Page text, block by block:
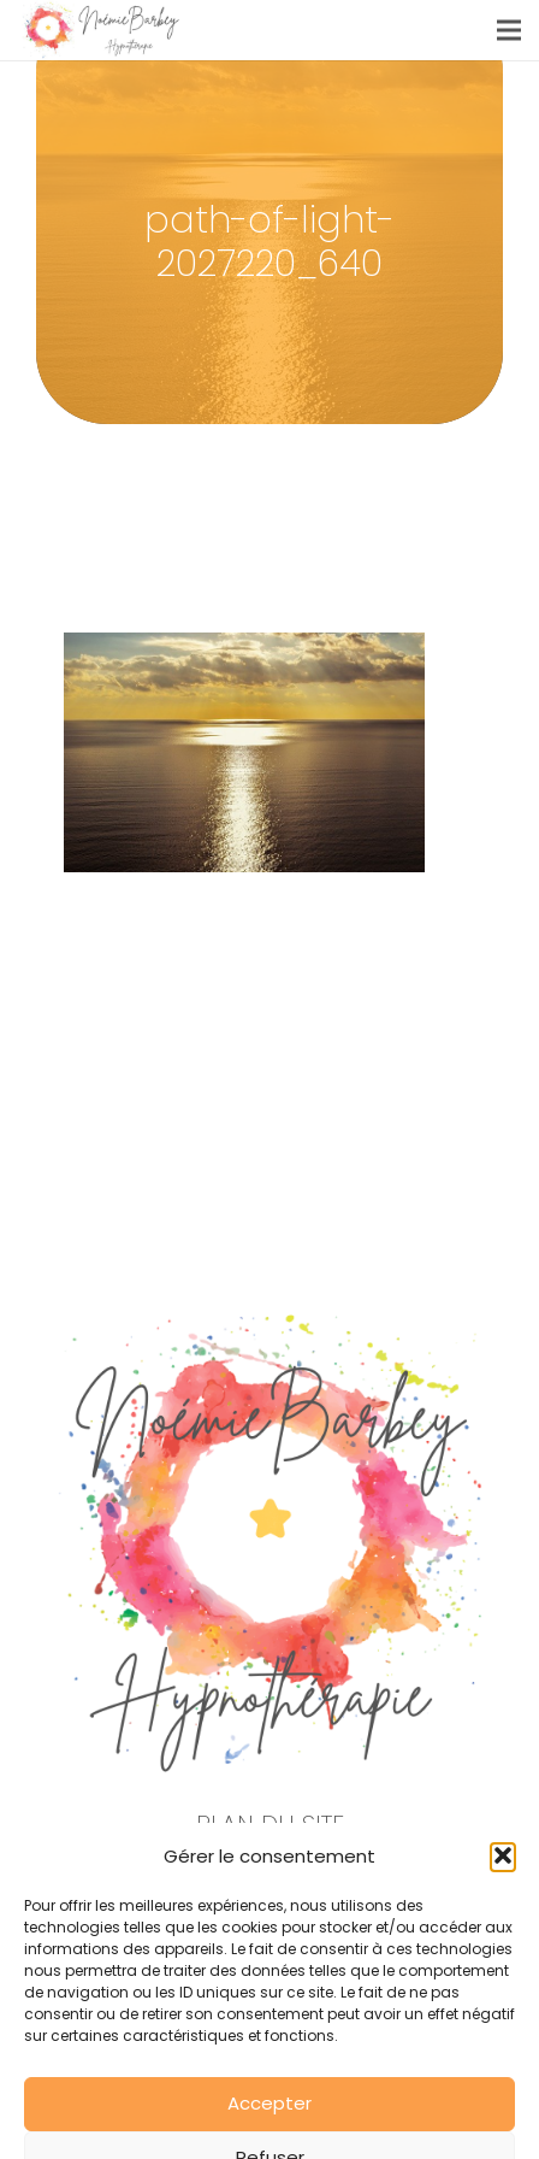
Gérer le consentement
Pour offrir les meilleures expériences, nous utilisons des
technologies telles que les cookies pour stocker et/ou accéder aux
informations des appareils. Le fait de consentir à ces technologies
nous permettra de traiter des données telles que le comportement
de navigation ou les ID uniques sur ce site. Le fait de ne pas
consentir ou de retirer son consentement peut avoir un effet négatif
sur certaines caractéristiques et fonctions.
Accepter
path-of-light-
2027220_640
PLAN DU SITE
Qu’est ce que l’hypnose ?
Mes Tarifs
Mes Actualités
Contact
Prendre rendez-vous